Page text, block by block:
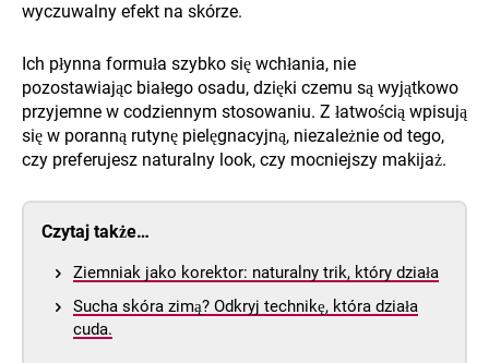
wyczuwalny efekt na skórze.
Ich płynna formuła szybko się wchłania, nie
pozostawiając białego osadu, dzięki czemu są wyjątkowo
przyjemne w codziennym stosowaniu. Z łatwością wpisują
się w poranną rutynę pielęgnacyjną, niezależnie od tego,
czy preferujesz naturalny look, czy mocniejszy makijaż.
Czytaj także…
Ziemniak jako korektor: naturalny trik, który działa
Sucha skóra zimą? Odkryj technikę, która działa
cuda.